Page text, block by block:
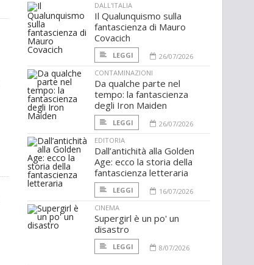
DALL'ITALIA
Il Qualunquismo sulla
fantascienza di Mauro
Covacich
LEGGI
26/07/2026
CONTAMINAZIONI
Da qualche parte nel
tempo: la fantascienza
degli Iron Maiden
LEGGI
26/07/2026
EDITORIA
Dall’antichità alla Golden
Age: ecco la storia della
fantascienza letteraria
LEGGI
16/07/2026
CINEMA
Supergirl è un po' un
disastro
LEGGI 8/07/2026